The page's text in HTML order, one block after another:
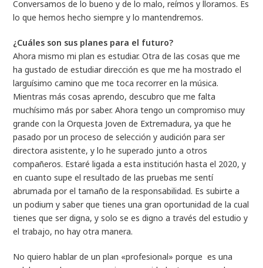
Conversamos de lo bueno y de lo malo, reímos y lloramos. Es
lo que hemos hecho siempre y lo mantendremos.
¿Cuáles son sus planes para el futuro?
Ahora mismo mi plan es estudiar. Otra de las cosas que me
ha gustado de estudiar dirección es que me ha mostrado el
larguísimo camino que me toca recorrer en la música.
Mientras más cosas aprendo, descubro que me falta
muchísimo más por saber. Ahora tengo un compromiso muy
grande con la Orquesta Joven de Extremadura, ya que he
pasado por un proceso de selección y audición para ser
directora asistente, y lo he superado junto a otros
compañeros. Estaré ligada a esta institución hasta el 2020, y
en cuanto supe el resultado de las pruebas me sentí
abrumada por el tamaño de la responsabilidad. Es subirte a
un podium y saber que tienes una gran oportunidad de la cual
tienes que ser digna, y solo se es digno a través del estudio y
el trabajo, no hay otra manera.
No quiero hablar de un plan «profesional» porque es una